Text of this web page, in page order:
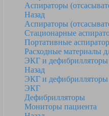
Аспираторы
Назад
Аспираторы
Стационарные
Портативные
Расходные материалы
ЭКГ и дефибрилляторы
Назад
ЭКГ и дефибрилляторы
ЭКГ
Дефибрилляторы
Мониторы пациента